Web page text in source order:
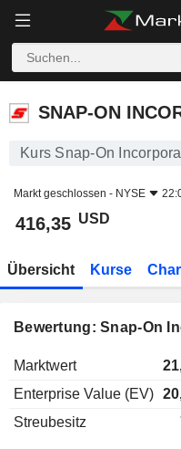
SNAP-ON
SNAP-ON
Kurs Snap-On
Markt geschlossen - NYSE
416,35 USD
Übersicht Kurse
Bewertung: Snap-On
Marktwert
Enterprise Value (EV)
Streubesitz